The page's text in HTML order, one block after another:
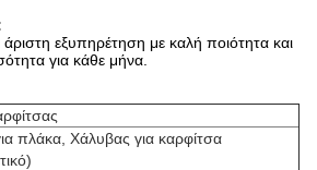
άριστη εξυπηρέτηση με καλή ποιότητα και
για κάθε μήνα.
πλάκα, Χάλυβας για καρφίτσα